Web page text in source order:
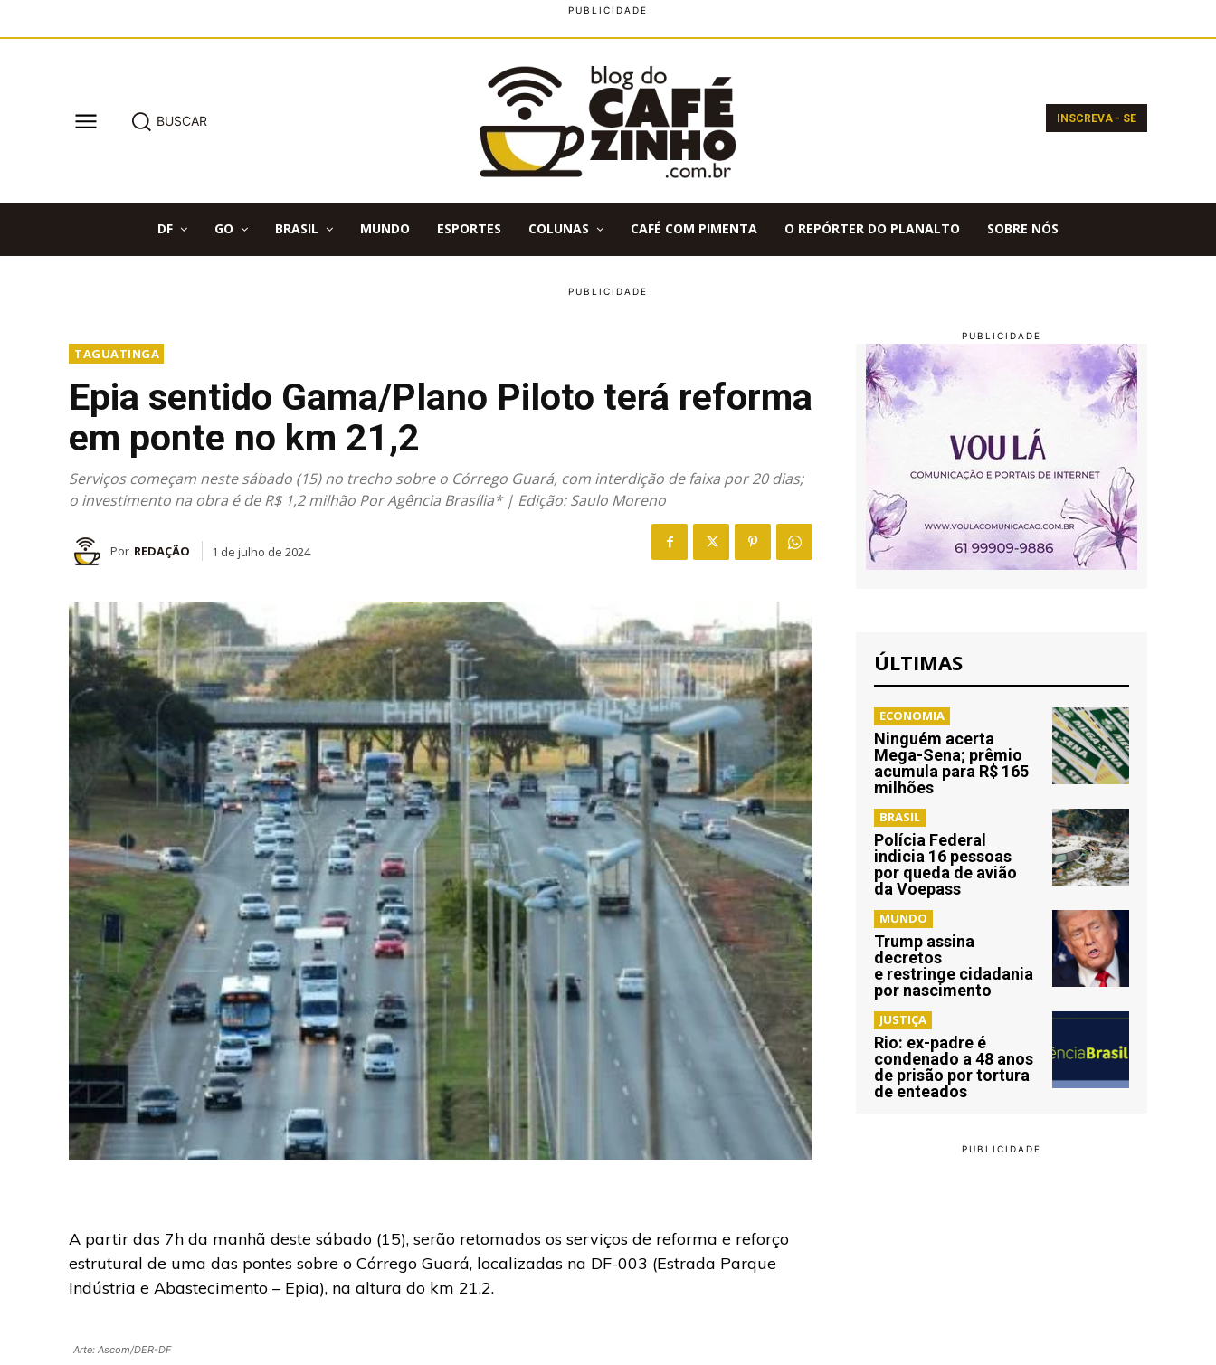
BUSCAR INSCREVA - SE
DF GO BRASIL MUNDO ESPORTES COLUNAS CAFÉ COM PIMENTA O REPÓRTER DO PLANALTO SOBRE NÓS
TAGUATINGA
Epia sentido Gama/Plano Piloto terá reforma
em ponte no km 21,2
Serviços começam neste sábado (15) no trecho sobre o Córrego Guará, com interdição de faixa por 20 dias;
o investimento na obra é de R$ 1,2 milhão Por Agência Brasília* | Edição: Saulo Moreno
Por REDAÇÃO 1 de julho de 2024
A partir das 7h da manhã deste sábado (15), serão retomados os serviços de reforma e reforço
estrutural de uma das pontes sobre o Córrego Guará, localizadas na DF-003 (Estrada Parque
Indústria e Abastecimento – Epia), na altura do km 21,2.
Arte: Ascom/DER-DF
ÚLTIMAS
ECONOMIA
Ninguém acerta
Mega-Sena; prêmio
acumula para R$ 165
milhões
BRASIL
Polícia Federal
indicia 16 pessoas
por queda de avião
da Voepass
MUNDO
Trump assina
decretos
e restringe cidadania
por nascimento
JUSTIÇA
Rio: ex-padre é
condenado a 48 anos
de prisão por tortura
de enteados